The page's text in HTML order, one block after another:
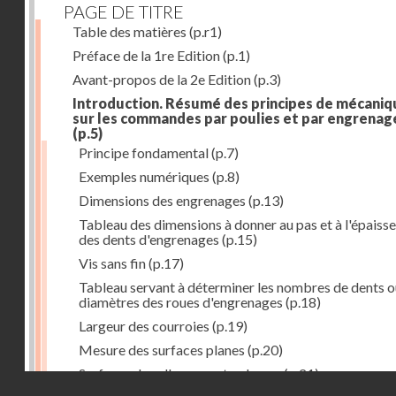
PAGE DE TITRE
Table des matières (p.r1)
Préface de la 1re Edition(p.1)
Avant-propos de la 2e Edition(p.3)
Introduction. Résumé des principes de
sur les commandes par poulies et par
(p.5)
Principe fondamental(p.7)
Exemples numériques (p.8)
Dimensions des engrenages (p.13)
Tableau des dimensions à donner au pas et à
des dents d'engrenages (p.15)
Vis sans fin(p.17)
Tableau servant à déterminer les nombres de dents
diamètres des roues d'engrenages (p.18)
Largeur des courroies (p.19)
Mesure des surfaces planes (p.20)
Surfaces dans l'espace et volumes(p.21)